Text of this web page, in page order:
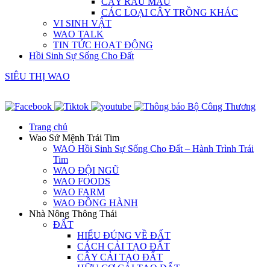
CÁC LOẠI CÂY TRỒNG KHÁC
VI SINH VẬT
WAO TALK
TIN TỨC HOẠT ĐỘNG
Hồi Sinh Sự Sống Cho Đất
SIÊU THỊ WAO
Trang chủ
Wao Sứ Mệnh Trái Tim
WAO Hồi Sinh Sự Sống Cho Đất – Hành Trình Trái
Tim
WAO ĐỘI NGŨ
WAO FOODS
WAO FARM
WAO ĐỒNG HÀNH
Nhà Nông Thông Thái
ĐẤT
HIỂU ĐÚNG VỀ ĐẤT
CÁCH CẢI TẠO ĐẤT
CÂY CẢI TẠO ĐẤT